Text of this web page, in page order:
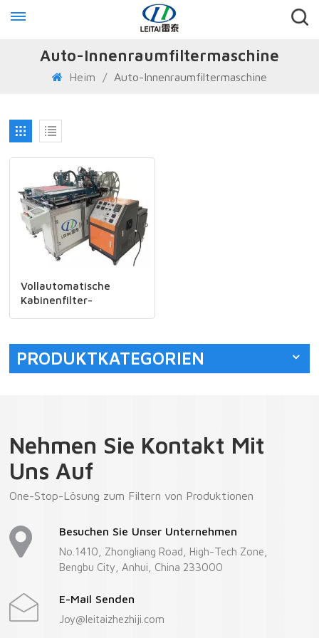
Auto-Innenraumfiltermaschine
Heim / Auto-Innenraumfiltermaschine
Vollautomatische
Kabinenfilter-
PRODUKTKATEGORIEN
Nehmen Sie Kontakt Mit
Uns Auf
One-Stop-Lösung zum Filtern von Produktionen
Besuchen Sie Unser Unternehmen
No.1410, Zhongliang Road, High-Tech Zone,
Bengbu City, Anhui, China 233000
E-Mail Senden
Joy@leitaizhezhiji.com